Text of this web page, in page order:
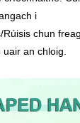
i
chun
an chloig.